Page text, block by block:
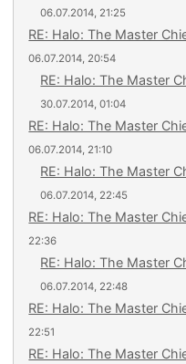
06.07.2014, 21:25
RE: Halo: The Master
06.07.2014, 20:54
RE: Halo: The Master
30.07.2014, 01:04
RE: Halo: The Master
06.07.2014, 21:10
RE: Halo: The Master
06.07.2014, 22:45
RE: Halo: The Master
22:36
RE: Halo: The Master
06.07.2014, 22:48
RE: Halo: The Master
22:51
RE: Halo: The Master